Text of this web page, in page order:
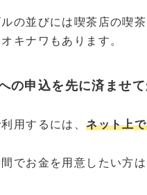
の並びには喫茶店の喫
キナワもあります。
の申込を先に済ませ
用するには、ネット上
でお金を用意したい方は